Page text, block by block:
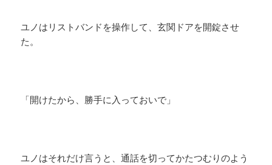
ユノはリストバンドを操作して、玄関ドアを開錠させ
た。
「開けたから、勝手に入っておいで」
ユノはそれだけ言うと、通話を切ってかたつむりのよう